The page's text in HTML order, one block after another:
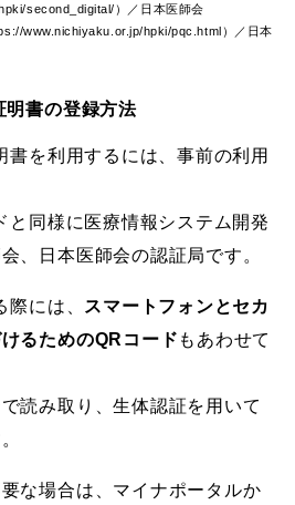
second_digital/）／日本医師会
www.nichiyaku.or.jp/hpki/pqc.html）／日本
明書の登録方法
書を利用するには、事前の利用
と同様に医療情報システム開発
、日本医師会の認証局です。
には、
スマートフォンとセカ
るためのQRコード もあわせて
読み取り、生体認証を用いて
な場合は、マイナポータルか